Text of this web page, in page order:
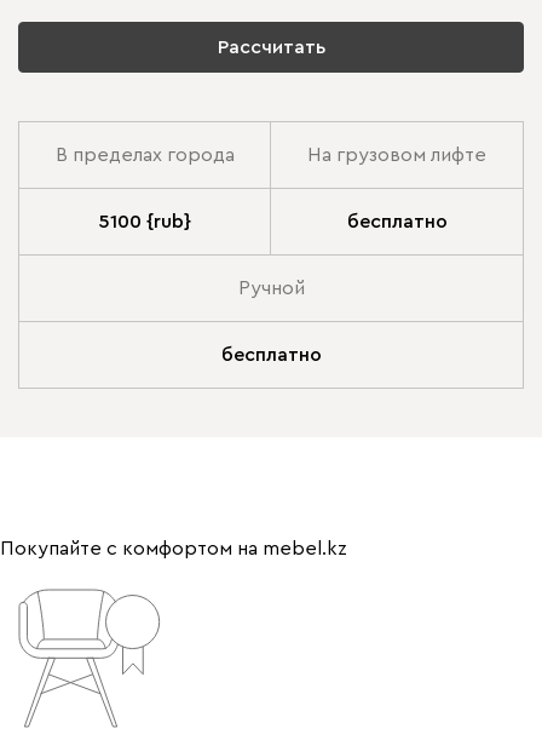
Рассчитать
В пределах города На грузовом лифте
5100 {rub} бесплатно
Ручной
бесплатно
Покупайте с комфортом на mebel.kz